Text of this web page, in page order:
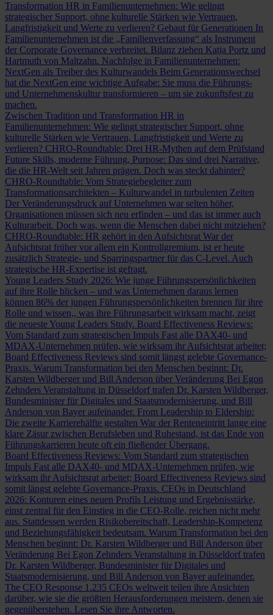
Transformation HR in Familienunternehmen: Wie gelingt
strategischer Support, ohne kulturelle Stärken wie Vertrauen,
Langfristigkeit und Werte zu verlieren? Gebaut für Generationen In
Familienunternehmen ist die „Familienverfassung“ als Instrument
der Corporate Governance verbreitet. Bilanz ziehen Katja Portz und
Hartmuth von Maltzahn. Nachfolge in Familienunternehmen:
NextGen als Treiber des Kulturwandels Beim Generationswechsel
hat die NextGen eine wichtige Aufgabe: Sie muss die Führungs-
und Unternehmenskultur transformieren – um sie zukunftsfest zu
machen.
Zwischen Tradition und Transformation HR in
Familienunternehmen: Wie gelingt strategischer Support, ohne
kulturelle Stärken wie Vertrauen, Langfristigkeit und Werte zu
verlieren? CHRO-Roundtable: Drei HR-Mythen auf dem Prüfstand
Future Skills, moderne Führung, Purpose: Das sind drei Narrative,
die die HR-Welt seit Jahren prägen. Doch was steckt dahinter?
CHRO-Roundtable: Vom Strategiebegleiter zum
Transformationsarchitekten – Kulturwandel in turbulenten Zeiten
Der Veränderungsdruck auf Unternehmen war selten höher,
Organisationen müssen sich neu erfinden – und das ist immer auch
Kulturarbeit. Doch was, wenn die Menschen dabei nicht mitziehen?
CHRO-Roundtable: HR gehört in den Aufsichtsrat War der
Aufsichtsrat früher vor allem ein Kontrollgremium, ist er heute
zusätzlich Strategie- und Sparringspartner für das C-Level. Auch
strategische HR-Expertise ist gefragt.
Young Leaders Study 2026: Wie junge Führungspersönlichkeiten
auf ihre Rolle blicken – und was Unternehmen daraus lernen
können 86% der jungen Führungspersönlichkeiten brennen für ihre
Rolle und wissen,, was ihre Führungsarbeit wirksam macht, zeigt
die neueste Young Leaders Study. Board Effectiveness Reviews:
Vom Standard zum strategischen Impuls Fast alle DAX40- und
MDAX-Unternehmen prüfen, wie wirksam ihr Aufsichtsrat arbeitet;
Board Effectiveness Reviews sind somit längst gelebte Governance-
Praxis. Warum Transformation bei den Menschen beginnt: Dr.
Karsten Wildberger und Bill Anderson über Veränderung Bei Egon
Zehnders Veranstaltung in Düsseldorf trafen Dr. Karsten Wildberger,
Bundesminister für Digitales und Staatsmodernisierung, und Bill
Anderson von Bayer aufeinander. From Leadership to Eldership:
Die zweite Karrierehälfte gestalten War der Renteneintritt lange eine
klare Zäsur zwischen Berufsleben und Ruhestand, ist das Ende von
Führungskarrieren heute oft ein fließender Übergang.
Board Effectiveness Reviews: Vom Standard zum strategischen
Impuls Fast alle DAX40- und MDAX-Unternehmen prüfen, wie
wirksam ihr Aufsichtsrat arbeitet; Board Effectiveness Reviews sind
somit längst gelebte Governance-Praxis. CEOs in Deutschland
2026: Konturen eines neuen Profils Leistung und Ergebnisstärke,
einst zentral für den Einstieg in die CEO-Rolle, reichen nicht mehr
aus. Stattdessen werden Risikobereitschaft, Leadership-Kompetenz
und Beziehungsfähigkeit bedeutsam. Warum Transformation bei den
Menschen beginnt: Dr. Karsten Wildberger und Bill Anderson über
Veränderung Bei Egon Zehnders Veranstaltung in Düsseldorf trafen
Dr. Karsten Wildberger, Bundesminister für Digitales und
Staatsmodernisierung, und Bill Anderson von Bayer aufeinander.
The CEO Response 1.235 CEOs weltweit teilen ihre Ansichten
darüber, wie sie die größten Herausforderungen meistern, denen sie
gegenüberstehen. Lesen Sie ihre Antworten.